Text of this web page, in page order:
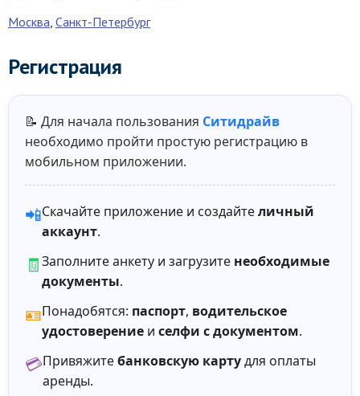
Москва, Санкт-Петербург
Регистрация
📝 Для начала пользования Ситидрайв
необходимо пройти простую регистрацию в
мобильном приложении.
📲Скачайте приложение и создайтеличный
аккаунт.
🧾Заполните анкету и загрузите необходимые
документы.
🪪Понадобятся: паспорт, водительское
удостоверение и селфи с документом.
💳Привяжитебанковскую картудля оплаты
аренды.